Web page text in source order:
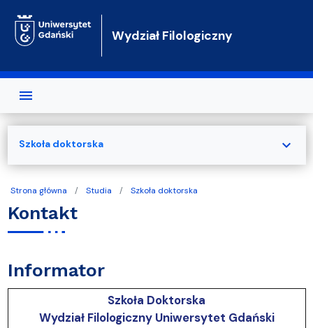
Wydział Filologiczny
Strona główna Studia Szkoła doktorska
Kontakt
Informator
Szkoła Doktorska
Wydział Filologiczny Uniwersytet Gdański
Szkoła doktorska expand_more